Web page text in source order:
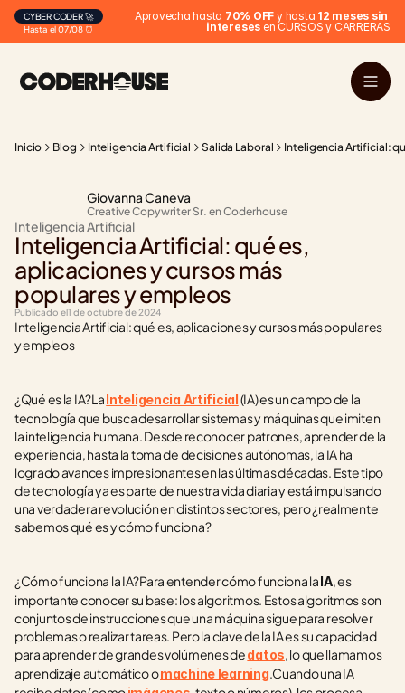
Hasta el 07/08 ⏰
CYBER CODER 🚀 Aprovecha hasta 70% OFF y hasta 12 meses sin
intereses en CURSOS y CARRERAS
Inicio Blog Inteligencia Artificial Salida Laboral Inteligencia Artificial:
Giovanna Caneva
Creative Copywriter Sr. en Coderhouse
Inteligencia Artificial
Inteligencia Artificial: qué es,
aplicaciones y cursos más
populares y empleos
Publicado el1 de octubre de 2024
Inteligencia Artificial: qué es, aplicaciones y cursos más populares
y empleos
¿Qué es la IA?La Inteligencia Artificial (IA) es un campo de la
tecnología que busca desarrollar sistemas y máquinas que imiten
la inteligencia humana. Desde reconocer patrones, aprender de la
experiencia, hasta la toma de decisiones autónomas, la IA ha
logrado avances impresionantes en las últimas décadas. Este tipo
de tecnología ya es parte de nuestra vida diaria y está impulsando
una verdadera revolución en distintos sectores, pero ¿realmente
sabemos qué es y cómo funciona?
¿Cómo funciona la IA?Para entender cómo funciona la IA, es
importante conocer su base: los algoritmos. Estos algoritmos son
conjuntos de instrucciones que una máquina sigue para resolver
problemas o realizar tareas. Pero la clave de la IA es su capacidad
para aprender de grandes volúmenes de datos, lo que llamamos
aprendizaje automático o machine learning.Cuando una IA